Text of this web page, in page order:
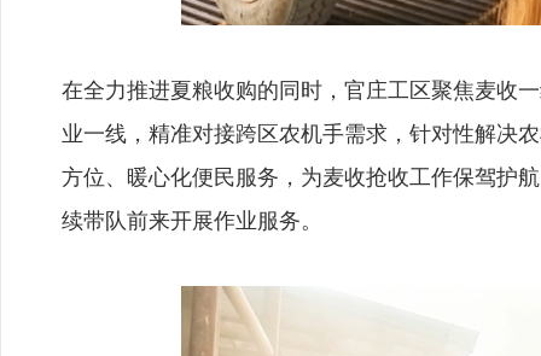
在全力推进夏粮收购的同时，官庄工区聚焦麦收
业一线，精准对接跨区农机手需求，针对性解决
方位、暖心化便民服务，为麦收抢收工作保驾护
续带队前来开展作业服务。